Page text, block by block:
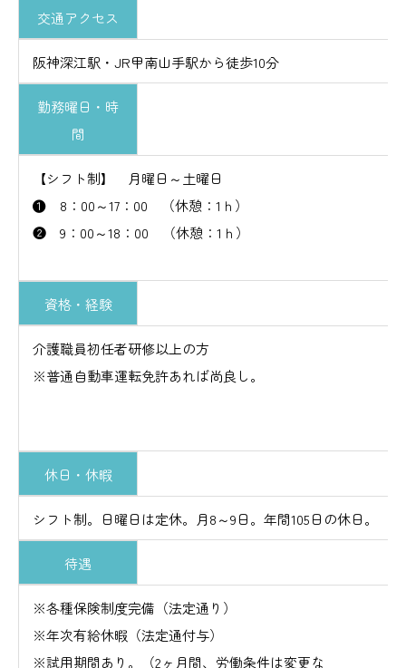
交通アクセス
阪神深江駅・JR甲南山手駅から徒歩10分
勤務曜日・時
間
【シフト制】 月曜日～土曜日
❶ 8：00～17：00 （休憩：1ｈ）
❷ 9：00～18：00 （休憩：1ｈ）
資格・経験
介護職員初任者研修以上の方
※普通自動車運転免許あれば尚良し。
休日・休暇
シフト制。日曜日は定休。月8～9日。年間105日の休日。
待遇
※各種保険制度完備（法定通り）
※年次有給休暇（法定通付与）
※試用期間あり。（2ヶ月間、労働条件は変更な